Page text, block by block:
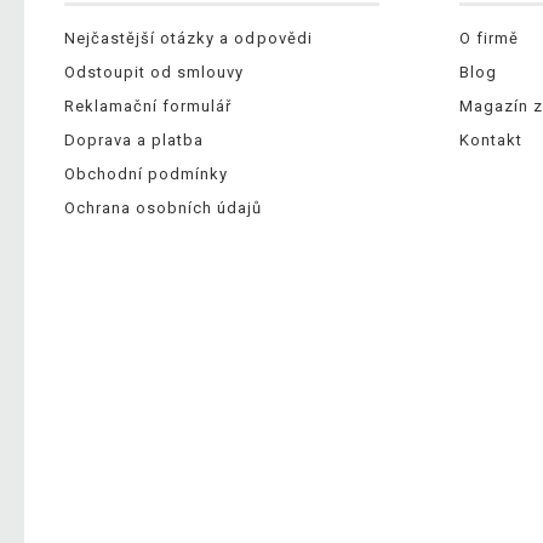
Nejčastější otázky a odpovědi
Odstoupit od smlouvy
Reklamační formulář
Doprava a platba
Obchodní podmínky
Ochrana osobních údajů
O firmě
Blog
Magazín
Kontakt